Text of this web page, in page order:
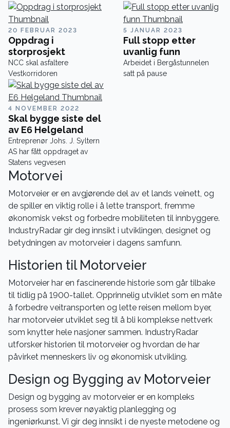
20 FEBRUAR 2023
Oppdrag i
storprosjekt
NCC skal asfaltere
Vestkorridoren
5 JANUAR 2023
Full stopp etter
uvanlig funn
Arbeidet i Bergåstunnelen
satt på pause
4 NOVEMBER 2022
Skal bygge siste del
av E6 Helgeland
Entreprenør Johs. J. Syltern
AS har fått oppdraget av
Statens vegvesen
Motorvei
Motorveier er en avgjørende del av et lands veinett, og
de spiller en viktig rolle i å lette transport, fremme
økonomisk vekst og forbedre mobiliteten til innbyggere.
IndustryRadar gir deg innsikt i utviklingen, designet og
betydningen av motorveier i dagens samfunn.
Historien til Motorveier
Motorveier har en fascinerende historie som går tilbake
til tidlig på 1900-tallet. Opprinnelig utviklet som en måte
å forbedre veitransporten og lette reisen mellom byer,
har motorveier utviklet seg til å bli komplekse nettverk
som knytter hele nasjoner sammen. IndustryRadar
utforsker historien til motorveier og hvordan de har
påvirket menneskers liv og økonomisk utvikling.
Design og Bygging av Motorveier
Design og bygging av motorveier er en kompleks
prosess som krever nøyaktig planlegging og
ingeniørkunst. Vi gir deg innsikt i de nyeste metodene og